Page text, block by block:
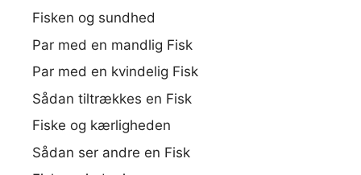
Fisken og sundhed
Par med en mandlig Fisk
Par med en kvindelig Fisk
Sådan tiltrækkes en Fisk
Fiske og kærligheden
Sådan ser andre en Fisk